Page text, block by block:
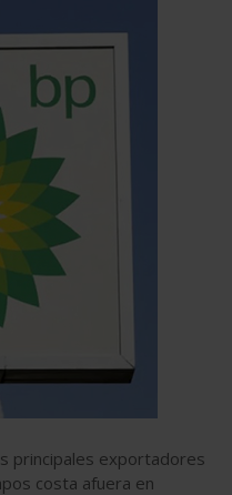
principales exportadores
costa afuera en